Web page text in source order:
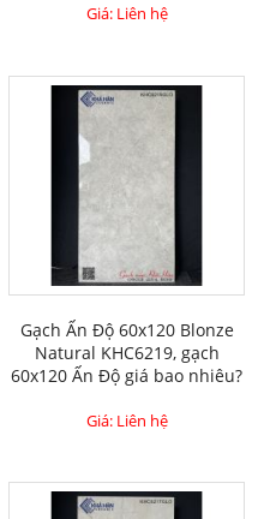
Giá: Liên hệ
Gạch Ấn Độ 60x120 Blonze
Natural KHC6219, gạch
60x120 Ấn Độ giá bao nhiêu?
Giá: Liên hệ